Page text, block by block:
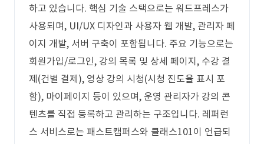
하고 있습니다. 핵심 기술 스택으로는 워드프레스가
사용되며, UI/UX 디자인과 사용자 웹 개발, 관리자 페
이지 개발, 서버 구축이 포함됩니다. 주요 기능으로는
회원가입/로그인, 강의 목록 및 상세 페이지, 수강 결
제(건별 결제), 영상 강의 시청(시청 진도율 표시 포
함), 마이페이지 등이 있으며, 운영 관리자가 강의 콘
텐츠를 직접 등록하고 관리하는 구조입니다. 레퍼런
스 서비스로는 패스트캠퍼스와 클래스101이 언급되